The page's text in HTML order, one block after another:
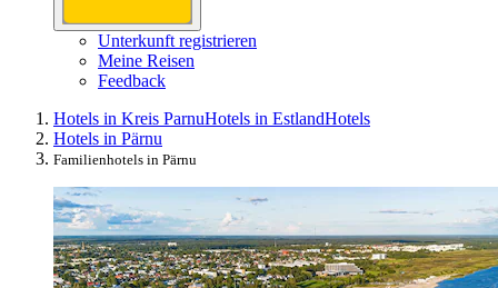
Unterkunft registrieren
Meine Reisen
Feedback
Hotels in Kreis ParnuHotels in EstlandHotels
Hotels in Pärnu
Familienhotels in Pärnu